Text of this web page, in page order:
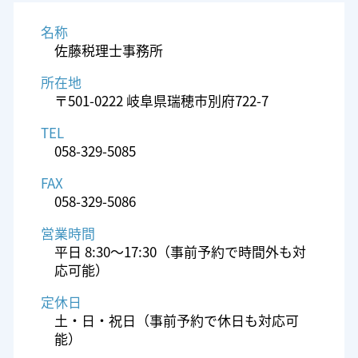
名称
佐藤税理士事務所
所在地
〒501-0222 岐阜県瑞穂市別府722-7
TEL
058-329-5085
FAX
058-329-5086
営業時間
平日 8:30～17:30（事前予約で時間外も対
応可能）
定休日
土・日・祝日（事前予約で休日も対応可
能）